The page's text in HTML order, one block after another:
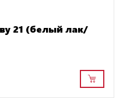
21 (белый лак/